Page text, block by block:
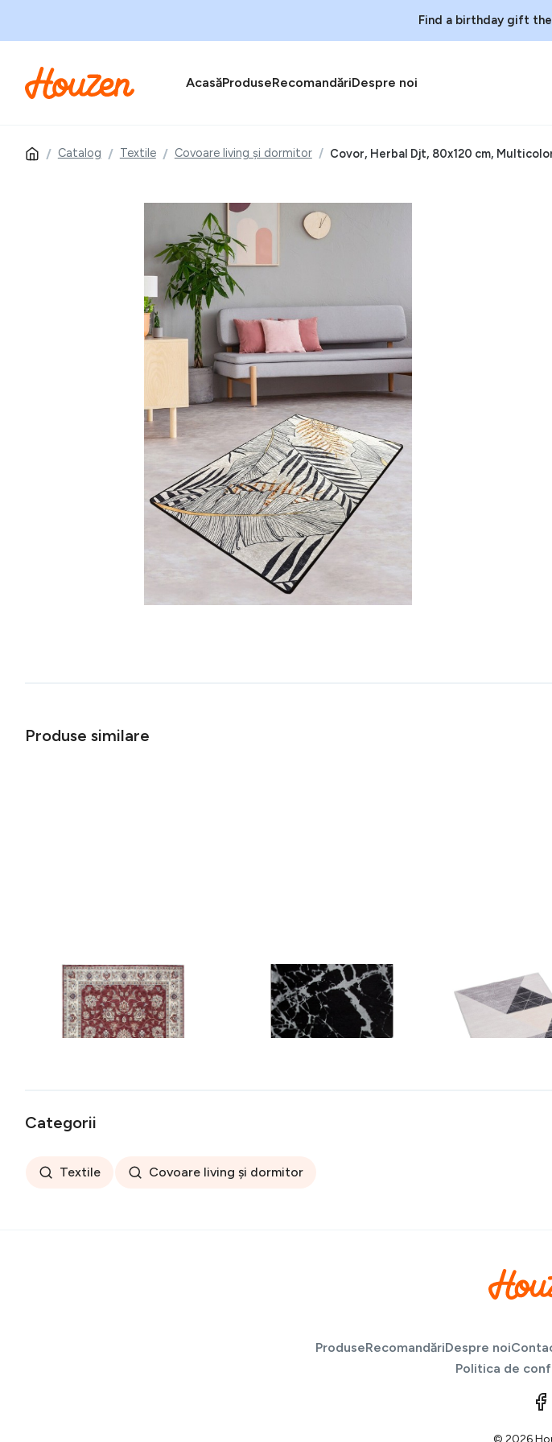
Find a birthday gift
AcasăProduseRecomandăriDespre noi
Catalog Textile Covoare living și dormitor Covor, Herbal Djt, 80x120 cm,
Produse similare
Covor rezistent Eko, ALT 05 - Red,
Ivory, 100% poliester, 80 x 150 cm
Covor rezistent SM 21 - Black,
Silver XW, 80x300 cm
441 lei
Covor Eva,
100% poliester, gri
189 lei
Categorii
Textile Covoare living și dormitor
ProduseRecomandăriDespre noi
Politica de